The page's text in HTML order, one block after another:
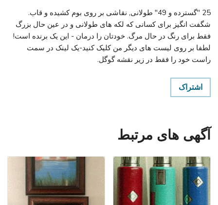
25 "گسترده و 49" طولانی, نقاشی بر روی بوم کشیده و قاب.
شگفت انگیز برای کسانی که لکه های طولانی و در عین حال بزرگ
فقط برای رنگ در حال مرگ. خودتان را درمان - این یک برنده است!
لطفا بر روی لیست های دیگر من کلیک کنید-یک لینک در سمت
راست خود را فقط در زیر نقشه گوگل.
اشتراک
آگهی های مرتبط